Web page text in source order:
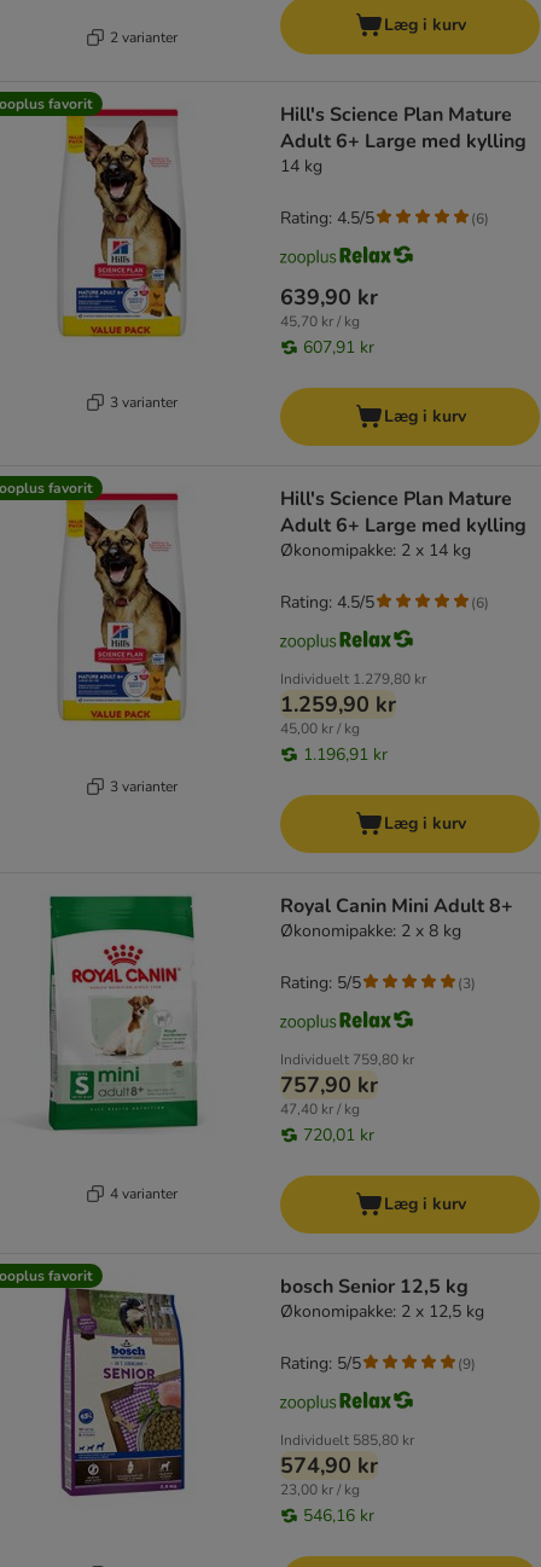
2 varianter
Læg i kurv
favorit
3 varianter
Hill's Science Plan Mature
Adult 6+ Large med kylling
14 kg
639,90 kr
45,70 kr / kg
607,91 kr
Rating: 4.5/5 (6)
Læg i kurv
favorit
3 varianter
Hill's Science Plan Mature
Adult 6+ Large med kylling
Økonomipakke: 2 x 14 kg
Individuelt 1.279,80 kr
1.259,90 kr
45,00 kr / kg
1.196,91 kr
Rating: 4.5/5 (6)
Læg i kurv
4 varianter
Royal Canin Mini Adult 8+
Økonomipakke: 2 x 8 kg
Individuelt 759,80 kr
757,90 kr
47,40 kr / kg
720,01 kr
Rating: 5/5 (3)
Læg i kurv
favorit bosch Senior 12,5 kg
Økonomipakke: 2 x 12,5 kg
Individuelt 585,80 kr
574,90 kr
23,00 kr / kg
546,16 kr
Rating: 5/5 (9)